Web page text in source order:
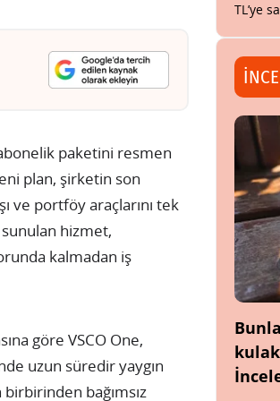
paketini resmen
plan, şirketin son
ve portföy araçlarını tek
hizmet,
kalmadan iş
göre VSCO One,
uzun süredir yaygın
bağımsız
TL’ye